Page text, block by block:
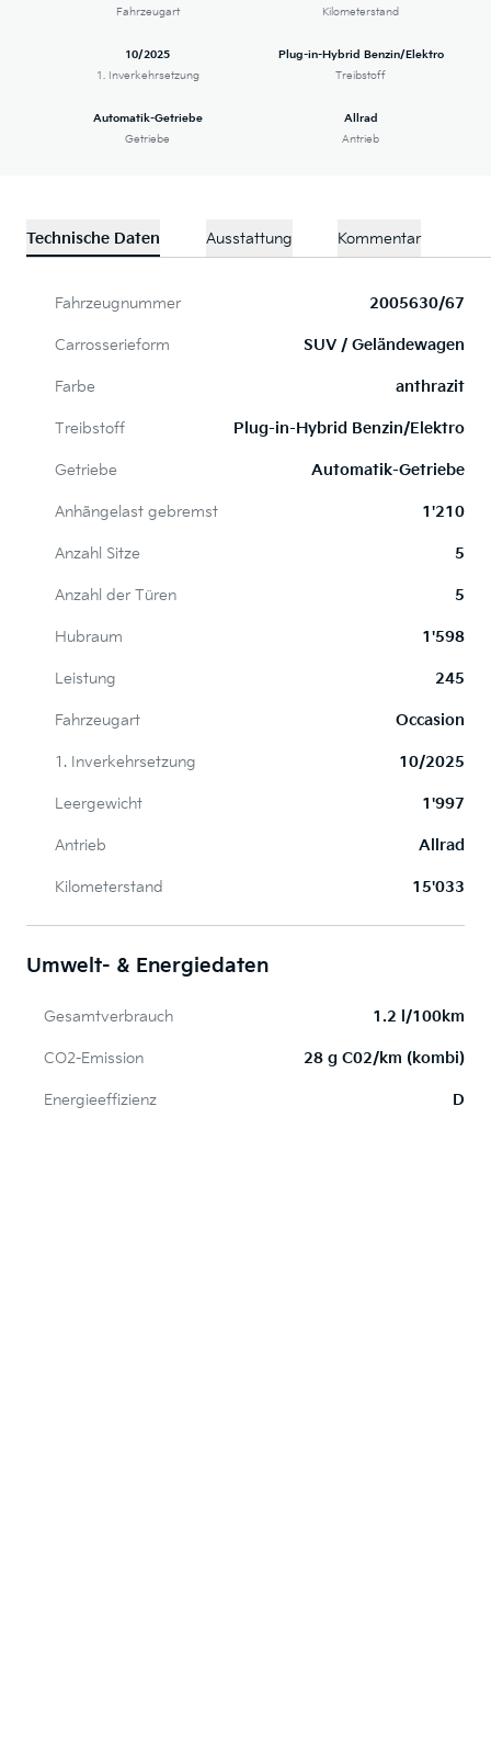
Fahrzeugart
Kilometerstand
10/2025
1. Inverkehrsetzung
Plug-in-Hybrid Benzin/Elektro
Treibstoff
Automatik-Getriebe
Getriebe
Allrad
Antrieb
Technische Daten Ausstattung Kommentar
Fahrzeugnummer 2005630/67
Carrosserieform SUV / Geländewagen
Farbe anthrazit
Treibstoff Plug-in-Hybrid Benzin/Elektro
Getriebe Automatik-Getriebe
Anhängelast gebremst 1'210
Anzahl Sitze 5
Anzahl der Türen 5
Hubraum 1'598
Leistung 245
Fahrzeugart Occasion
1. Inverkehrsetzung 10/2025
Leergewicht 1'997
Antrieb Allrad
Kilometerstand 15'033
Umwelt- & Energiedaten
Gesamtverbrauch 1.2 l/100km
CO2-Emission 28 g C02/km (kombi)
Energieeffizienz D